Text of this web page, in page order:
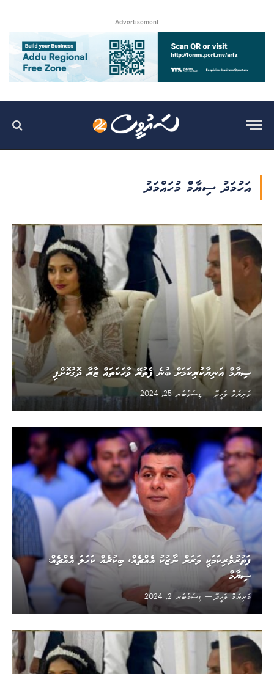
Advertisement
އަހުމަދު ސިޔާމްް މުހައްމަދު
ސިޔާމް އަނިޔާކުރިކަމަށް ބުނެ ފެތުރޭ ވާހަކަތައް ޒާރާ ދޮގުކޮށްފި
މަރިޔަމް ވަހީދާ
ޑިސެމްބަރ 25, 2024
ފަތުރުވެރިކަމަކީ ވަރަށް ނާޒުކު އެއްޗެއް، ބިކުރެއް ކަހަލަ އެއްޗެއް:
ސިޔާމް
މަރިޔަމް ވަހީދާ
ޑިސެމްބަރ 2, 2024